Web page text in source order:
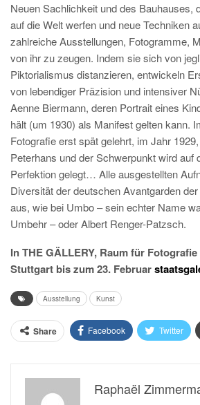
Neuen Sachlichkeit und des Bauhauses,
auf die Welt werfen und neue Techniken
zahlreiche Ausstellungen, Fotogramme,
von ihr zu zeugen. Indem sie sich von
Piktorialismus distanzieren, entwickeln
von lebendiger Präzision und intensiver
Aenne Biermann, deren Portrait eines
hält (um 1930) als Manifest gelten kann.
Fotografie erst spät gelehrt, im Jahr
Peterhans und der Schwerpunkt wird auf
Perfektion gelegt… Alle ausgestellten
Diversität der deutschen Avantgarden
aus, wie bei Umbo – sein echter Name
Umbehr – oder Albert Renger-Patzsch.
In THE GÄLLERY, Raum für
Stuttgart bis zum 23. Februar
Ausstellung Kunst
Share Facebook Twitter
Raphaël